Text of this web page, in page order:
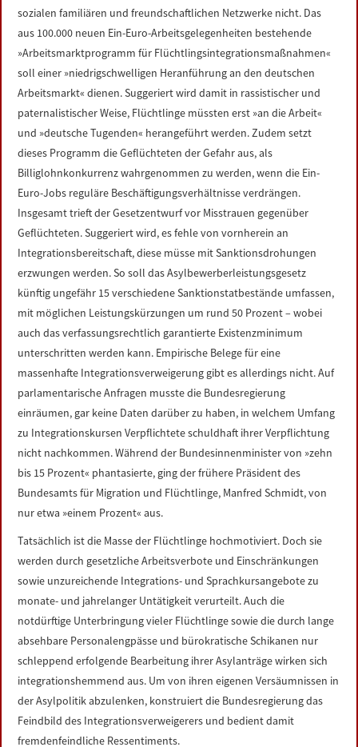
sozialen familiären und freundschaftlichen Netzwerke nicht. Das
aus 100.000 neuen Ein-Euro-Arbeitsgelegenheiten bestehende
»Arbeitsmarktprogramm für Flüchtlingsintegrationsmaßnahmen«
soll einer »niedrigschwelligen Heranführung an den deutschen
Arbeitsmarkt« dienen. Suggeriert wird damit in rassistischer und
paternalistischer Weise, Flüchtlinge müssten erst »an die Arbeit«
und »deutsche Tugenden« herangeführt werden. Zudem setzt
dieses Programm die Geflüchteten der Gefahr aus, als
Billiglohnkonkurrenz wahrgenommen zu werden, wenn die Ein-
Euro-Jobs reguläre Beschäftigungsverhältnisse verdrängen.
Insgesamt trieft der Gesetzentwurf vor Misstrauen gegenüber
Geflüchteten. Suggeriert wird, es fehle von vornherein an
Integrationsbereitschaft, diese müsse mit Sanktionsdrohungen
erzwungen werden. So soll das Asylbewerberleistungsgesetz
künftig ungefähr 15 verschiedene Sanktionstatbestände umfassen,
mit möglichen Leistungskürzungen um rund 50 Prozent – wobei
auch das verfassungsrechtlich garantierte Existenzminimum
unterschritten werden kann. Empirische Belege für eine
massenhafte Integrationsverweigerung gibt es allerdings nicht. Auf
parlamentarische Anfragen musste die Bundesregierung
einräumen, gar keine Daten darüber zu haben, in welchem Umfang
zu Integrationskursen Verpflichtete schuldhaft ihrer Verpflichtung
nicht nachkommen. Während der Bundesinnenminister von »zehn
bis 15 Prozent« phantasierte, ging der frühere Präsident des
Bundesamts für Migration und Flüchtlinge, Manfred Schmidt, von
nur etwa »einem Prozent« aus.
Tatsächlich ist die Masse der Flüchtlinge hochmotiviert. Doch sie
werden durch gesetzliche Arbeitsverbote und Einschränkungen
sowie unzureichende Integrations- und Sprachkursangebote zu
monate- und jahrelanger Untätigkeit verurteilt. Auch die
notdürftige Unterbringung vieler Flüchtlinge sowie die durch lange
absehbare Personalengpässe und bürokratische Schikanen nur
schleppend erfolgende Bearbeitung ihrer Asylanträge wirken sich
integrationshemmend aus. Um von ihren eigenen Versäumnissen in
der Asylpolitik abzulenken, konstruiert die Bundesregierung das
Feindbild des Integrationsverweigerers und bedient damit
fremdenfeindliche Ressentiments.